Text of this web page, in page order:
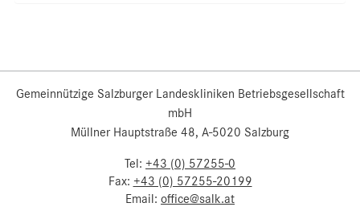
Gemeinnützige Salzburger Landeskliniken Betriebsgesellschaft
mbH
Müllner Hauptstraße 48, A-5020 Salzburg
Tel: +43 (0) 57255-0
Fax: +43 (0) 57255-20199
Email: office@salk.at